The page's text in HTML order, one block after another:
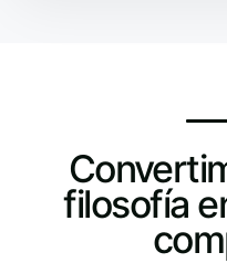
filosofía